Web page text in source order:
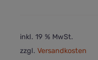
inkl. 19 % MwSt.
zzgl. Versandkosten